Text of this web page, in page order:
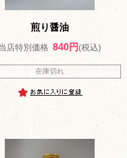
煎り醤油
店特別価格 840円 (税込)
在庫切れ